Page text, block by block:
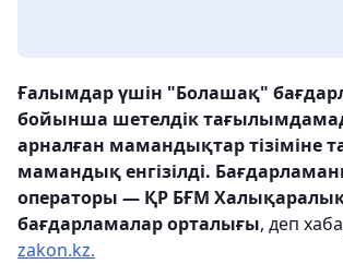
Ғалымдар үшін "Болашақ"
бойынша шетелдік
арналған мамандықтар тізіміне
мамандық енгізілді.
операторы — ҚР БҒМ
бағдарламалар орталығы, деп
zakon.kz.